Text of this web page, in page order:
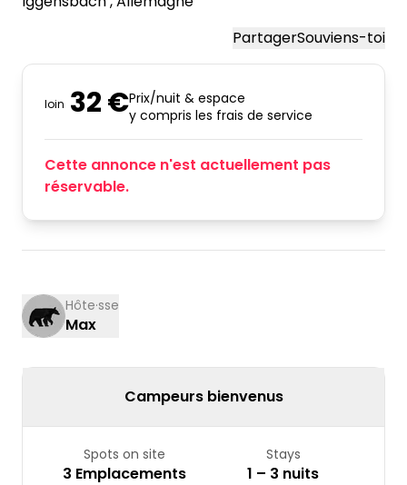
PartagerSouviens-toi
loin 32 €Prix/nuit & espace
y compris les frais de service
Cette annonce n'est actuellement pas
réservable.
Hôte·sse
Max
Campeurs bienvenus
Spots on site
3 Emplacements
Stays
1 – 3 nuits